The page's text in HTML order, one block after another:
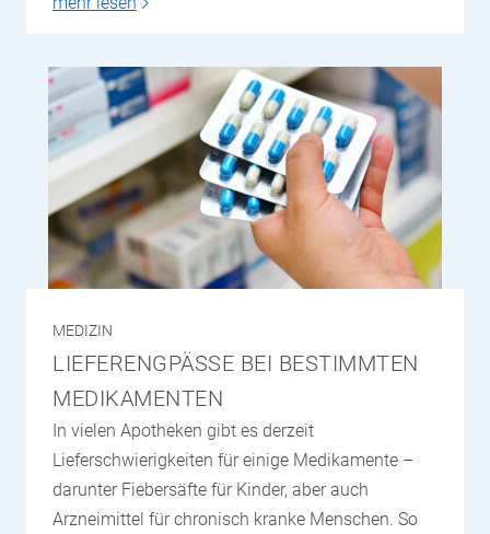
MEDIZIN
LIEFERENGPÄSSE BEI BESTIMMTEN
MEDIKAMENTEN
In vielen Apotheken gibt es derzeit
Lieferschwierigkeiten für einige Medikamente –
darunter Fiebersäfte für Kinder, aber auch
Arzneimittel für chronisch kranke Menschen. So